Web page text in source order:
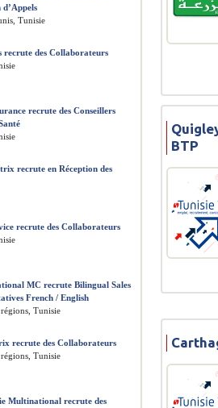
BTP
d’Appels
Tunisie
recrute des Collaborateurs
recrute des Conseillers
recrute en Réception des
recrute des Collaborateurs
MC recrute Bilingual Sales
French / English
régions, Tunisie
recrute des Collaborateurs
régions, Tunisie
Multinational recrute des